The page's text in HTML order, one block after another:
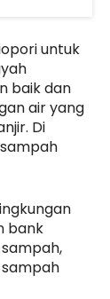
untuk
baik dan
air yang
Di
bank